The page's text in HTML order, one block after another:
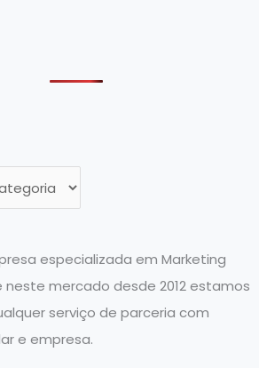
especializada em Marketing
neste mercado desde 2012 estamos
serviço de parceria com
e empresa.